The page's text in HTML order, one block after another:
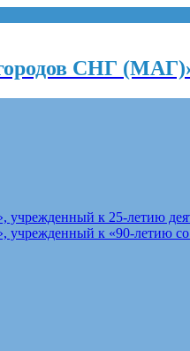
СНГ
к 25-летию
к «90-летию